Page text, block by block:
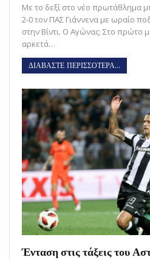
Με το δεξί στο νέο πρωτάθλημα
2-0 τον ΠΑΣ Γιάννενα με ωραίο
στην Βίντι. Ο Αγώνας: Στο πρώτο
αρκετά…
ΔΙΑΒΑΣΤΕ ΠΕΡΙΣΣΟΤΕΡΑ...
Ένταση στις τάξεις του